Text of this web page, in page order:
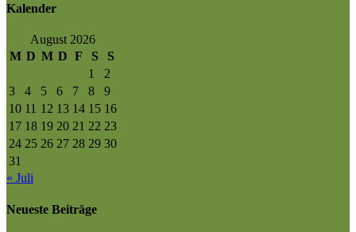
Kalender
August 2026
M D M D F S
S
1
2
3
4 5 6 7 8
9
10 11 12 13 14 15 16
17 18 19 20 21 22 23
24 25 26 27 28 29 30
31
« Juli
Neueste Beiträge